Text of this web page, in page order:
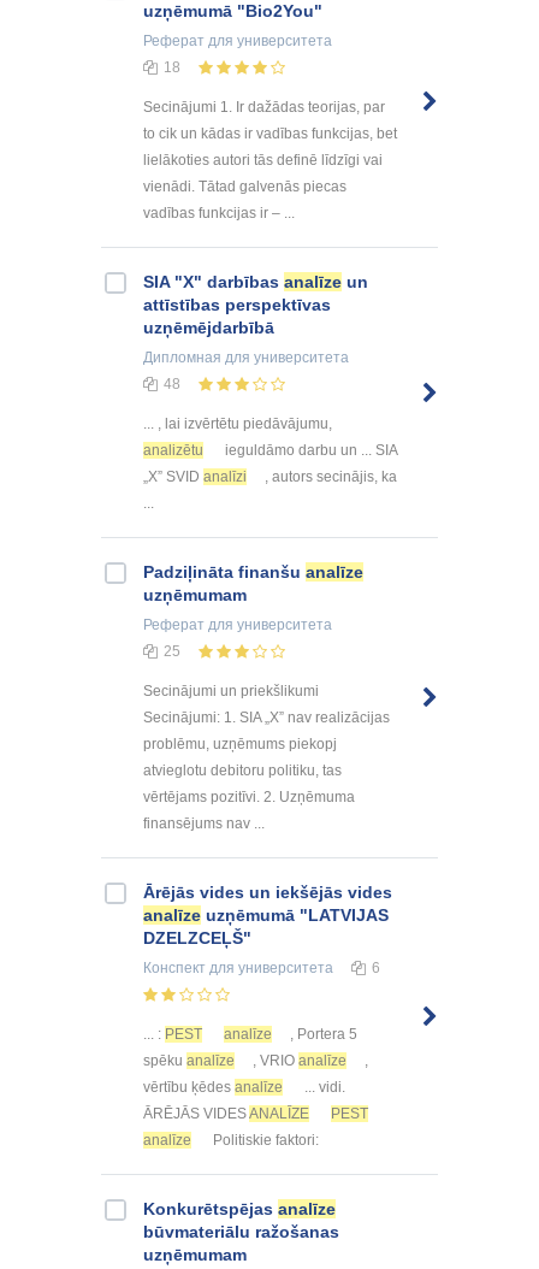
uzņēmumā "Bio2You"
Реферат для университета
18
Secinājumi 1. Ir dažādas teorijas, par
to cik un kādas ir vadības funkcijas, bet
lielākoties autori tās definē līdzīgi vai
vienādi. Tātad galvenās piecas
vadības funkcijas ir – ...
SIA "X" darbības analīze un
attīstības perspektīvas
uzņēmējdarbībā
Дипломная для университета
48
... , lai izvērtētu piedāvājumu,
analizētu
ieguldāmo darbu un ... SIA
„X” SVID analīzi
, autors secinājis, ka
...
Padziļināta finanšu analīze
uzņēmumam
Реферат для университета
25
Secinājumi un priekšlikumi
Secinājumi: 1. SIA „X” nav realizācijas
problēmu, uzņēmums piekopj
atvieglotu debitoru politiku, tas
vērtējams pozitīvi. 2. Uzņēmuma
finansējums nav ...
Ārējās vides un iekšējās vides
analīze uzņēmumā "LATVIJAS
DZELZCEĻŠ"
Конспект для университета 6
... : PEST analīze
, Portera 5
spēku analīze , VRIO analīze
vērtību ķēdes analīze
... vidi.
ĀRĒJĀS VIDESANALĪZE
PEST
analīze
Politiskie faktori:
Konkurētspējas analīze
būvmateriālu ražošanas
uzņēmumam